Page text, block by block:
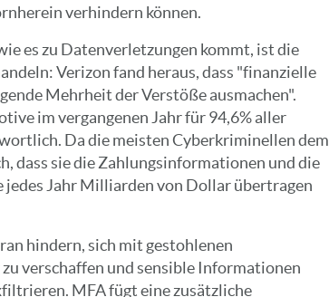
verhindern können.
es zu Datenverletzungen kommt, ist die
Verizon fand heraus, dass "finanzielle
Mehrheit der Verstöße ausmachen".
im vergangenen Jahr für 94,6% aller
Da die meisten Cyberkriminellen dem
dass sie die Zahlungsinformationen und die
Jahr Milliarden von Dollar übertragen
hindern, sich mit gestohlenen
verschaffen und sensible Informationen
MFA fügt eine zusätzliche